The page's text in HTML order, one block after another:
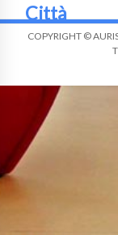
Città
COPYRIGHT ©